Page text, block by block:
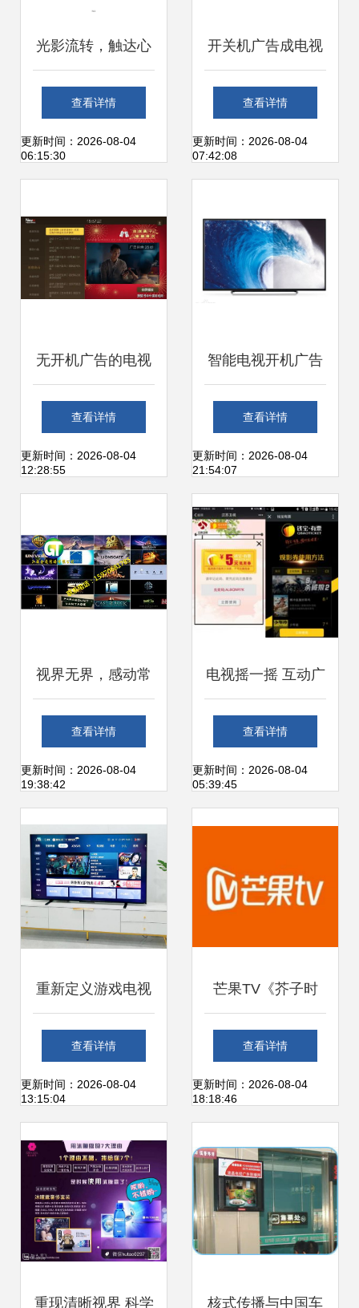
光影流转，触达心
间——经典电视广
告文案精选
查看详情
更新时间：2026-08-04
06:15:30
开关机广告成电视
行业潜规则，荣耀
智慧屏为什么敢
查看详情
更新时间：2026-08-04
07:42:08
无开机广告的电视
消费者真能得实惠
吗？
查看详情
更新时间：2026-08-04
12:28:55
智能电视开机广告
不得超过30秒 用户
权益与行业发展的
平衡之道
查看详情
更新时间：2026-08-04
21:54:07
视界无界，感动常
在 —— Sony电视
新境界
查看详情
更新时间：2026-08-04
19:38:42
电视摇一摇 互动广
告的新形式与红包
营销解析
查看详情
更新时间：2026-08-04
05:39:45
重新定义游戏电视
悬浮全面屏无广
告，东芝火箭炮电
查看详情
更新时间：2026-08-04
13:15:04
芒果TV《芥子时
光》广告投放全攻
略 形式、权益与价
查看详情
更新时间：2026-08-04
18:18:46
重现清晰视界 科学 核式传播与中国车